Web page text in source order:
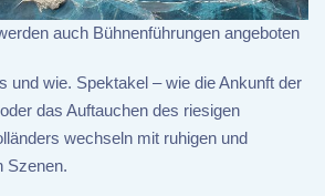
auch Bühnenführungen angeboten
und wie. Spektakel – wie die Ankunft der
das Auftauchen des riesigen
wechseln mit ruhigen und
Szenen.